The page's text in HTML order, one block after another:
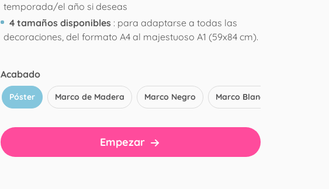
temporada/el año si deseas
4 tamaños disponibles : para adaptarse a todas las
decoraciones, del formato A4 al majestuoso A1 (59x84 cm).
Acabado
Póster Marco de Madera Marco Negro Marco Blanco
Empezar